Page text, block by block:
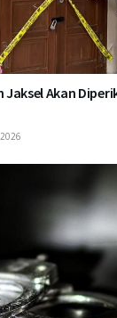
Jaksel Akan